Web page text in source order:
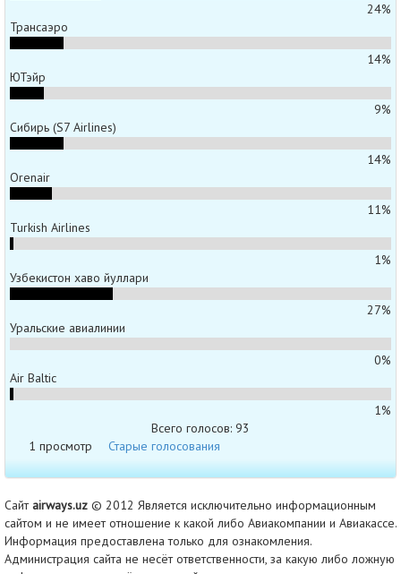
24%
Трансаэро
14%
ЮТэйр
9%
Сибирь (S7 Airlines)
14%
Orenair
11%
Turkish Airlines
1%
Узбекистон хаво йуллари
27%
Уральские авиалинии
0%
Air Baltic
1%
Всего голосов: 93
1 просмотр
Старые голосования
Сайтairways.uz © 2012 Является исключительно информационным
сайтом и не имеет отношение к какой либо Авиакомпании и Авиакассе.
Информация предоставлена только для ознакомления.
Администрация сайта не несёт ответственности, за какую либо ложную